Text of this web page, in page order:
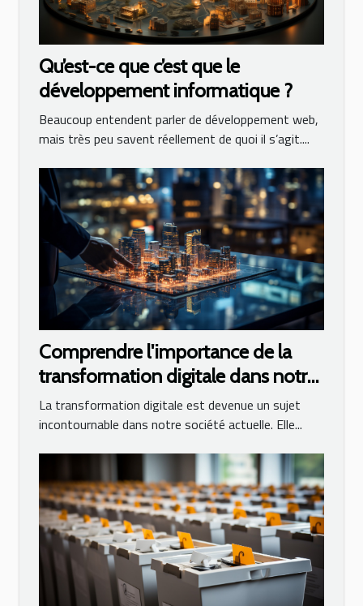
Qu’est-ce que c’est que le
développement informatique ?
Beaucoup entendent parler de développement web,
mais très peu savent réellement de quoi il s’agit....
Comprendre l'importance de la
transformation digitale dans notre
société
La transformation digitale est devenue un sujet
incontournable dans notre société actuelle. Elle...